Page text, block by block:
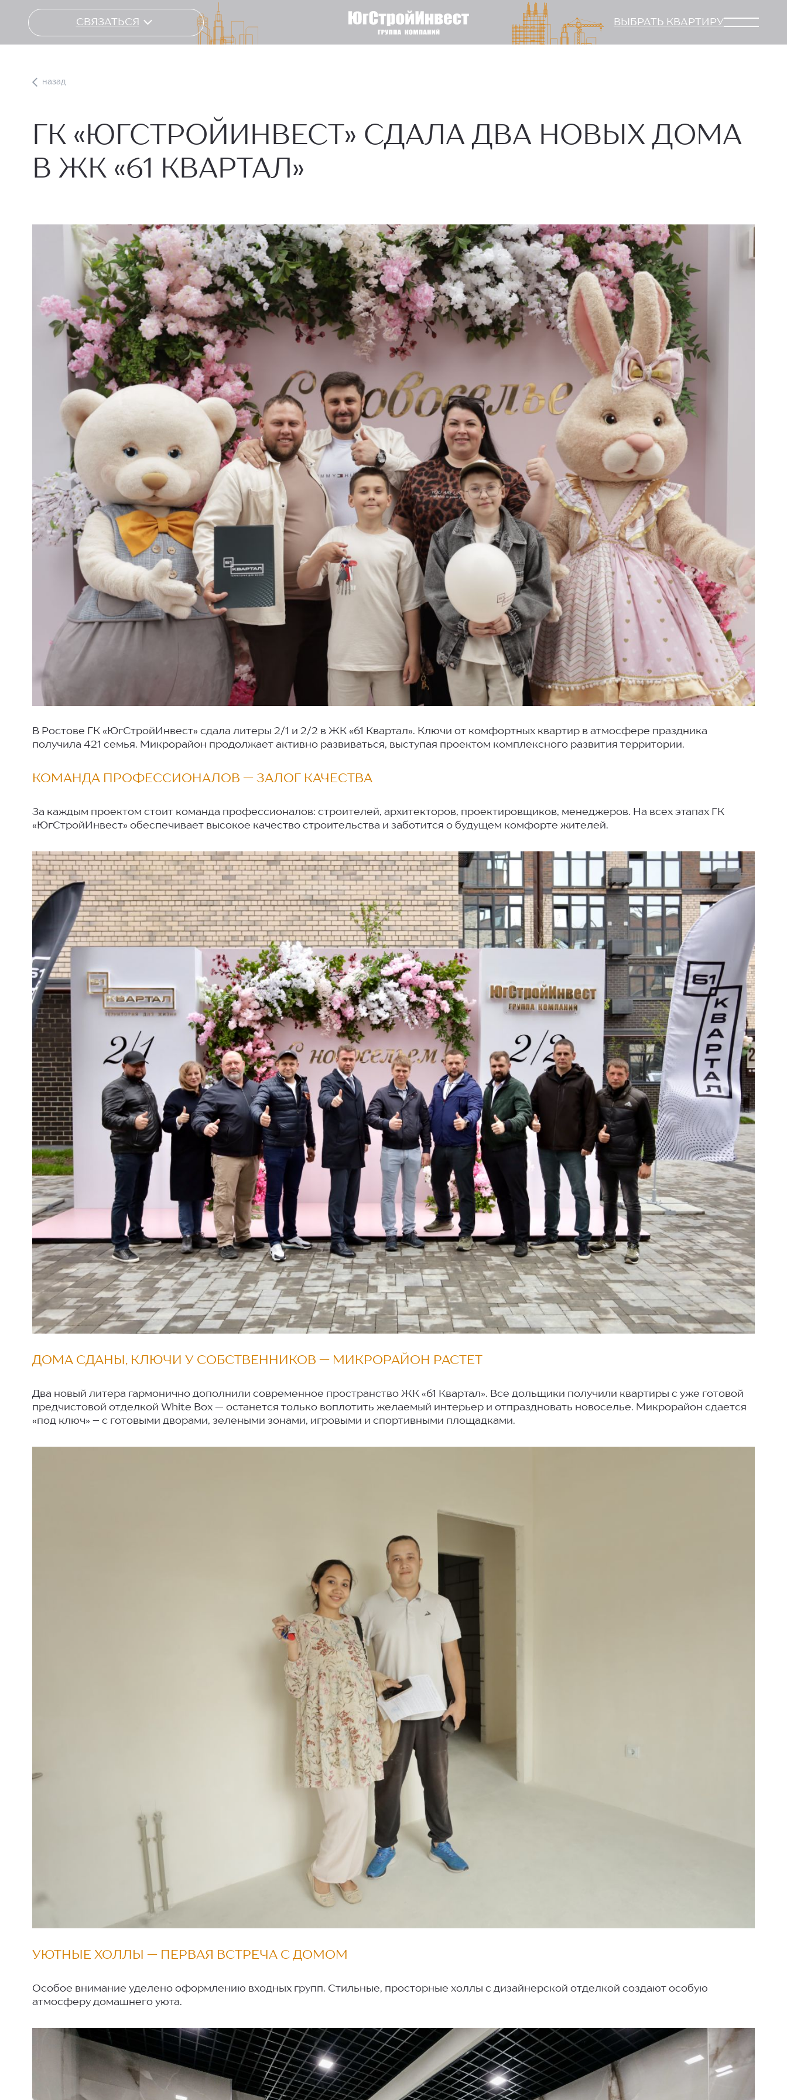
СВЯЗАТЬСЯ ВЫБРАТЬ КВАРТИРУ
назад
ГК «ЮГСТРОЙИНВЕСТ» СДАЛА ДВА НОВЫХ ДОМА
В ЖК «61 КВАРТАЛ»
В Ростове ГК «ЮгСтройИнвест» сдала литеры 2/1 и 2/2 в ЖК «61 Квартал». Ключи от комфортных квартир в атмосфере праздника
получила 421 семья. Микрорайон продолжает активно развиваться, выступая проектом комплексного развития территории.
КОМАНДА ПРОФЕССИОНАЛОВ — ЗАЛОГ КАЧЕСТВА
За каждым проектом стоит команда профессионалов: строителей, архитекторов, проектировщиков, менеджеров. На всех этапах ГК
«ЮгСтройИнвест» обеспечивает высокое качество строительства и заботится о будущем комфорте жителей.
ДОМА СДАНЫ, КЛЮЧИ У СОБСТВЕННИКОВ — МИКРОРАЙОН РАСТЕТ
Два новый литера гармонично дополнили современное пространство ЖК «61 Квартал». Все дольщики получили квартиры с уже готовой
предчистовой отделкой White Box — останется только воплотить желаемый интерьер и отпраздновать новоселье. Микрорайон сдается
«под ключ» – с готовыми дворами, зелеными зонами, игровыми и спортивными площадками.
УЮТНЫЕ ХОЛЛЫ — ПЕРВАЯ ВСТРЕЧА С ДОМОМ
Особое внимание уделено оформлению входных групп. Стильные, просторные холлы с дизайнерской отделкой создают особую
атмосферу домашнего уюта.